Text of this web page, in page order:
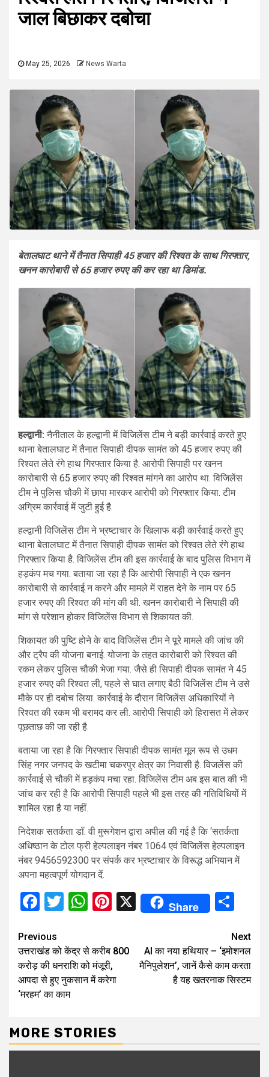
जाल बिछाकर दबोचा
May 25, 2026 News Warta
बेतालघाट थाने में तैनात सिपाही 45 हजार की रिश्वत के साथ गिरफ्तार,
खनन कारोबारी से 65 हजार रुपए की कर रहा था डिमांड.
हल्द्वानी: नैनीताल के हल्द्वानी में विजिलेंस टीम ने बड़ी कार्रवाई करते हुए
थाना बेतालघाट में तैनात सिपाही दीपक सामंत को 45 हजार रुपए की
रिश्वत लेते रंगे हाथ गिरफ्तार किया है. आरोपी सिपाही पर खनन
कारोबारी से 65 हजार रुपए की रिश्वत मांगने का आरोप था. विजिलेंस
टीम ने पुलिस चौकी में छापा मारकर आरोपी को गिरफ्तार किया. टीम
अग्रिम कार्रवाई में जुटी हुई है.
हल्द्वानी विजिलेंस टीम ने भ्रष्टाचार के खिलाफ बड़ी कार्रवाई करते हुए
थाना बेतालघाट में तैनात सिपाही दीपक सामंत को रिश्वत लेते रंगे हाथ
गिरफ्तार किया है. विजिलेंस टीम की इस कार्रवाई के बाद पुलिस विभाग में
हड़कंप मच गया. बताया जा रहा है कि आरोपी सिपाही ने एक खनन
कारोबारी से कार्रवाई न करने और मामले में राहत देने के नाम पर 65
हजार रुपए की रिश्वत की मांग की थी. खनन कारोबारी ने सिपाही की
मांग से परेशान होकर विजिलेंस विभाग से शिकायत की.
शिकायत की पुष्टि होने के बाद विजिलेंस टीम ने पूरे मामले की जांच की
और ट्रैप की योजना बनाई. योजना के तहत कारोबारी को रिश्वत की
रकम लेकर पुलिस चौकी भेजा गया. जैसे ही सिपाही दीपक सामंत ने 45
हजार रुपए की रिश्वत ली, पहले से घात लगाए बैठी विजिलेंस टीम ने उसे
मौके पर ही दबोच लिया. कार्रवाई के दौरान विजिलेंस अधिकारियों ने
रिश्वत की रकम भी बरामद कर ली. आरोपी सिपाही को हिरासत में लेकर
पूछताछ की जा रही है.
बताया जा रहा है कि गिरफ्तार सिपाही दीपक सामंत मूल रूप से उधम
सिंह नगर जनपद के खटीमा चकरपुर क्षेत्र का निवासी है. विजलेंस की
कार्रवाई से चौकी में हड़कंप मचा रहा. विजिलेंस टीम अब इस बात की भी
जांच कर रही है कि आरोपी सिपाही पहले भी इस तरह की गतिविधियों में
शामिल रहा है या नहीं.
निदेशक सतर्कता डॉ. वी मुरूगेशन द्वारा अपील की गई है कि ‘सतर्कता
अधिष्ठान के टोल फ्री हेल्पलाइन नंबर 1064 एवं विजिलेंस हेल्पलाइन
नंबर 9456592300 पर संपर्क कर भ्रष्टाचार के विरूद्ध अभियान में
अपना महत्वपूर्ण योगदान दें.
Facebook
Twitter
WhatsApp
Pinterest
X Share
Continue
Reading
Previous
उत्तराखंड को केंद्र से करीब 800
करोड़ की धनराशि को मंजूरी,
आपदा से हुए नुकसान में करेगा
‘मरहम’ का काम
Next
AI का नया हथियार – ‘इमोशनल
मैनिपुलेशन’, जानें कैसे काम करता
है यह खतरनाक सिस्टम
MORE STORIES